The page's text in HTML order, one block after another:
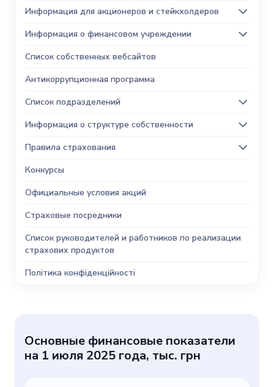
Информация для акционеров и стейкхолдеров
Информация о финансовом учреждении
Список собственных вебсайтов
Антикоррупционная программа
Список подразделений
Информация о структуре собственности
Правила страхования
Конкурсы
Официальные условия акций
Страховые посредники
Список руководителей и работников по реализации
страхових продуктов
Політика конфіденційності
Основные финансовые показатели
на 1 июля 2025 года, тыс. грн